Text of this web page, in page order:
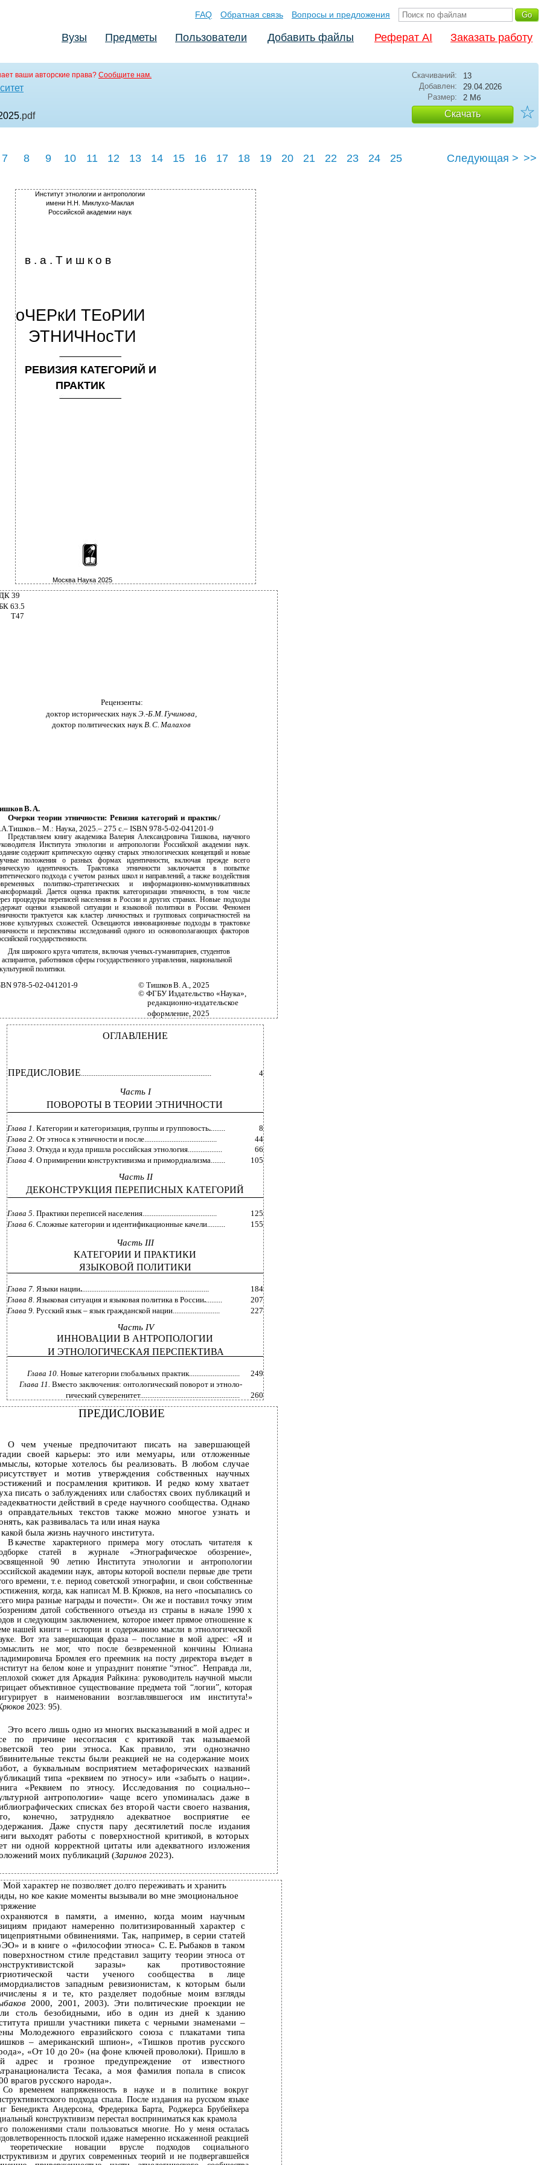
FAQ Обратная связь Вопросы и предложения
Вузы Предметы Пользователи Добавить файлы Реферат AI Заказать работу
ваши авторские права? Сообщите нам.
.pdf
Скачиваний:
13
Добавлен:
29.04.2026
Размер:
2 Мб
Скачать ☆
7 8 9 10 11 12 13 14 15 16 17 18 19 20 21 22 23 24 25 Следующая > >>
Институт этнологии и антропологии
имени Н.Н. Миклухо-Маклая
Российской академии наук
в . а . Т и ш к о в
оЧЕРкИ ТЕоРИИ
ЭТНИЧНосТИ
РЕВИЗИЯ КАТЕГОРИЙ И
ПРАКТИК
Москва Наука 2025
39
63.5
Т47
Рецензенты:
доктор исторических наукЭ.-Б.М. Гучинова,
доктор политических наукВ. С. Малахов
В. А.
Очерки теории этничности: Ревизия категорий и практик /
М.: Наука, 2025.– 275 с.– ISBN 978-5-02-041201-9
Представляем книгу академика Валерия Александровича Тишкова, научного
Института этнологии и антропологии Российской академии наук.
содержит критическую оценку старых этнологических концепций и новые
положения о разных формах идентичности, включая прежде всего
идентичность. Трактовка этничности заключается в попытке
подхода с учетом разных школ и направлений, а также воздействия
политико-стратегических и информационно-коммуникативных
Дается оценка практик категоризации этничности, в том числе
процедуры переписей населения в России и других странах. Новые подходы
оценки языковой ситуации и языковой политики в России. Феномен
трактуется как кластер личностных и групповых сопричастностей на
культурных схожестей. Освещаются инновационные подходы в трактовке
и перспективы исследований одного из основополагающих факторов
государственности.
Для широкого круга читателя, включая ученых-гуманитариев, студентов
аспирантов, работников сферы государственного управления, национальной
культурной политики.
978-5-02-041201-9
© Тишков В. А., 2025
© ФГБУ Издательство «Наука»,
редакционно-издательское
оформление, 2025
ОГЛАВЛЕНИЕ
ПРЕДИСЛОВИЕ........................................................................ 4
Часть I
ПОВОРОТЫ В ТЕОРИИ ЭТНИЧНОСТИ
Глава 1 . Категории и категоризация, группы и групповость.........
8
Глава 2. От этноса к этничности и после........................................
44
Глава 3. Откуда и куда пришла российская этнология...................
66
Глава 4. О примирении конструктивизма и примордиализма........ 105
Часть II
ДЕКОНСТРУКЦИЯ ПЕРЕПИСНЫХ КАТЕГОРИЙ
Глава 5. Практики переписей населения.........................................
125
Глава 6. Сложные категории и идентификационные качели.......... 155
Часть III
КАТЕГОРИИ И ПРАКТИКИ
ЯЗЫКОВОЙ ПОЛИТИКИ
Глава 7. Языки нации.......................................................................
184
Глава 8. Языковая ситуация и языковая политика в России..........
207
Глава 9. Русский язык – язык гражданской нации.......................... 227
Часть IV
ИННОВАЦИИ В АНТРОПОЛОГИИ
И ЭТНОЛОГИЧЕСКАЯ ПЕРСПЕКТИВА
Глава 10. Новые категории глобальных практик............................
249
Глава 11. Вместо заключения: онтологический поворот и этноло-
гический суверенитет.......................................................
260
ПРЕДИСЛОВИЕ
О чем ученые предпочитают писать на завершающей
своей карьеры: это или мемуары, или отложенные
которые хотелось бы реализовать. В любом случае
и мотив утверждения собственных научных
и посрамления критиков. И редко кому хватает
писать о заблуждениях или слабостях своих публикаций и
действий в среде научного сообщества. Однако
оправдательных текстов также можно многое узнать и
как развивалась та или иная наука
какой была жизнь научного института.
В качестве характерного примера могу отослать читателя к
статей в журнале «Этнографическое обозрение»,
90 летию Института этнологии и антропологии
академии наук, авторы которой воспели первые две трети
времени, т. е. период советской этнографии, и свои собственные
когда, как написал М. В. Крюков, на него «посыпались со
мира разные награды и почести». Он же и поставил точку этим
датой собственного отъезда из страны в начале 1990 х
и следующим заключением, которое имеет прямое отношение к
нашей книги – истории и содержанию мысли в этнологической
Вот эта завершающая фраза – послание в мой адрес: «Я и
не мог, что после безвременной кончины Юлиана
Бромлея его преемник на посту директора въедет в
на белом коне и упразднит понятие “этнос”. Неправда ли,
сюжет для Аркадия Райкина: руководитель научной мысли
объективное существование предмета той “логии”, которая
в наименовании возглавлявшегося им института!»
2023: 95).
Это всего лишь одно из многих высказываний в мой адрес и
по причине несогласия с критикой так называемой
тео­ рии этноса. Как правило, эти однозначно
тексты были реакцией не на содержание моих
а буквальным восприятием метафорических названий
типа «реквием по этносу» или «забыть о нации».
«Реквием по этносу. Исследования по социально-­
антропологии» чаще всего упоминалась даже в
списках без второй части своего названия,
конечно, затрудняло адекватное восприятие ее
Даже спустя пару десятилетий после издания
выходят работы с поверхностной критикой, в которых
ни одной корректной цитаты или адекватного изложения
моих ­публикаций (Заринов 2023).
Мой характер не позволяет долго переживать и хранить
но кое какие моменты вызывали во мне эмоциональное
в памяти, а именно, когда моим научным
придают намеренно политизированный характер с
обвинениями. Так, например, в серии статей
и в книге о «философии этноса» С. Е. Рыбаков в таком
стиле представил защиту теории этноса от
заразы» как противостояние
части ученого сообщества в лице
западным ревизионистам, к которым были
я и те, кто разделяет подобные моим взгляды
2000, 2001, 2003). Эти политические проекции не
столь безобидными, ибо в один из дней к зданию
пришли участники пикета с черными знаменами –
Молодежного евразийского союза с плакатами типа
– американский шпион», «Тишков против русского
«От 10 до 20» (на фоне ключей проволоки). Пришло в
адрес и грозное предупреждение от известного
Тесака, а моя фамилия попала в список
врагов русского народа».
Со временем напряженность в науке и в политике вокруг
подхода спала. После издания на русском языке
Бенедикта Андерсона, Фредерика Барта, Роджерса Брубейкера
конструктивизм перестал восприниматься как крамола
положениями стали пользоваться многие. Но у меня осталась
плоской идаже намеренно искаженной реакцией
теоретические новации врусле подходов социального
и других современных теорий и не подвергавшейся